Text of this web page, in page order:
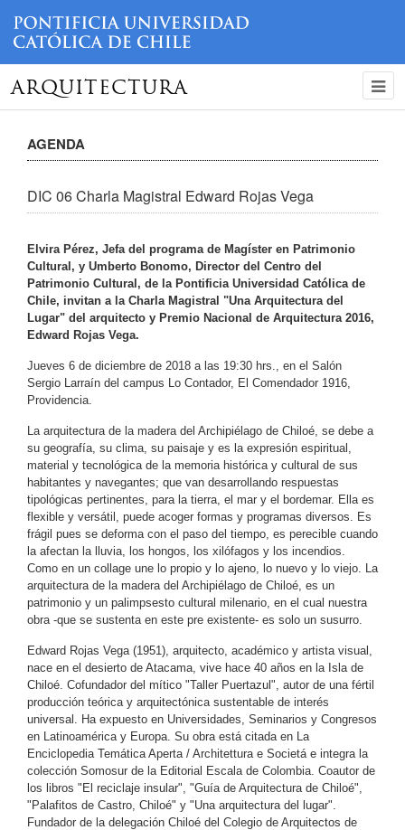
ARQUITECTURA
AGENDA
DIC 06 Charla Magistral Edward Rojas Vega
Elvira Pérez, Jefa del programa de Magíster en Patrimonio
Cultural, y Umberto Bonomo, Director del Centro del
Patrimonio Cultural, de la Pontificia Universidad Católica de
Chile, invitan a la Charla Magistral "Una Arquitectura del
Lugar" del arquitecto y Premio Nacional de Arquitectura 2016,
Edward Rojas Vega.
Jueves 6 de diciembre de 2018 a las 19:30 hrs., en el Salón
Sergio Larraín del campus Lo Contador, El Comendador 1916,
Providencia.
La arquitectura de la madera del Archipiélago de Chiloé, se debe a
su geografía, su clima, su paisaje y es la expresión espiritual,
material y tecnológica de la memoria histórica y cultural de sus
habitantes y navegantes; que van desarrollando respuestas
tipológicas pertinentes, para la tierra, el mar y el bordemar. Ella es
flexible y versátil, puede acoger formas y programas diversos. Es
frágil pues se deforma con el paso del tiempo, es perecible cuando
la afectan la lluvia, los hongos, los xilófagos y los incendios.
Como en un collage une lo propio y lo ajeno, lo nuevo y lo viejo. La
arquitectura de la madera del Archipiélago de Chiloé, es un
patrimonio y un palimpsesto cultural milenario, en el cual nuestra
obra -que se sustenta en este pre existente- es solo un susurro.
Edward Rojas Vega (1951), arquitecto, académico y artista visual,
nace en el desierto de Atacama, vive hace 40 años en la Isla de
Chiloé. Cofundador del mítico "Taller Puertazul", autor de una fértil
producción teórica y arquitectónica sustentable de interés
universal. Ha expuesto en Universidades, Seminarios y Congresos
en Latinoamérica y Europa. Su obra está citada en La
Enciclopedia Temática Aperta / Architettura e Societá e integra la
colección Somosur de la Editorial Escala de Colombia. Coautor de
los libros "El reciclaje insular", "Guía de Arquitectura de Chiloé",
"Palafitos de Castro, Chiloé" y "Una arquitectura del lugar".
Fundador de la delegación Chiloé del Colegio de Arquitectos de